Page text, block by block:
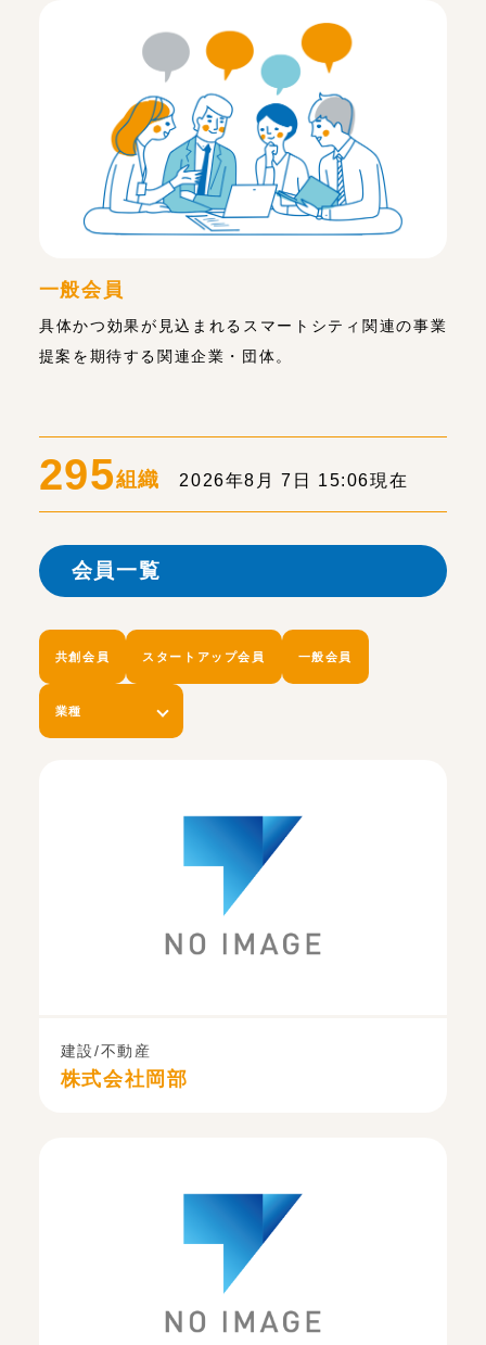
一般会員
具体かつ効果が見込まれるスマートシティ関連の事業
提案を期待する関連企業・団体。
295組織 2026年8月 7日 15:06現在
会員一覧
共創会員 スタートアップ会員 一般会員
業種
建設/不動産
株式会社岡部